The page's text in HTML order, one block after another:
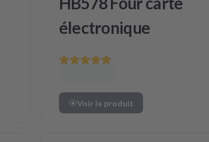
électronique
Voir le produit